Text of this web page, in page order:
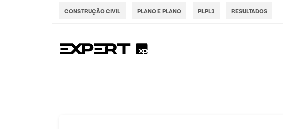
CONSTRUÇÃO CIVIL PLANO E PLANO PLPL3 RESULTADOS